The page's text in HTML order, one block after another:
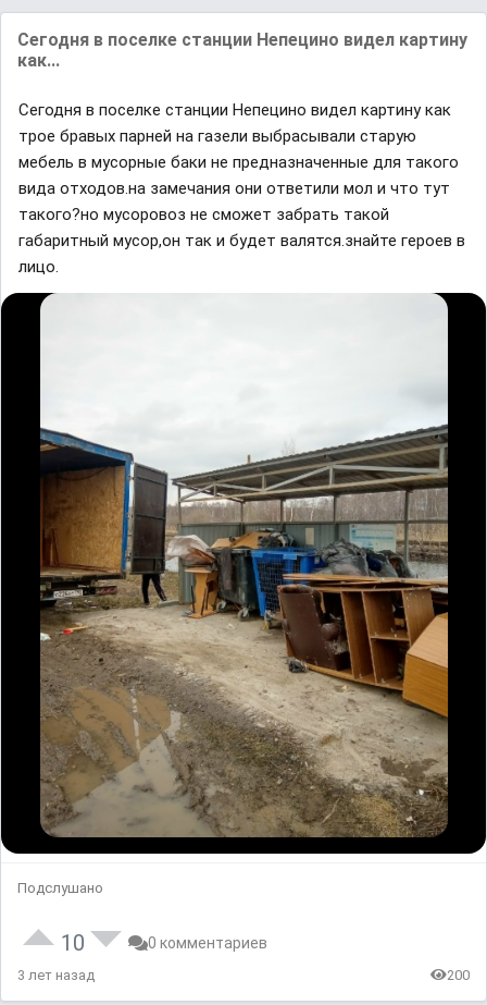
Сегодня в поселке станции Непецино видел картину
как...
Сегодня в поселке станции Непецино видел картину как
трое бравых парней на газели выбрасывали старую
мебель в мусорные баки не предназначенные для такого
вида отходов.на замечания они ответили мол и что тут
такого?но мусоровоз не сможет забрать такой
габаритный мусор,он так и будет валятся.знайте героев в
лицо.
Подслушано
10 0 комментариев
3 лет назад 200